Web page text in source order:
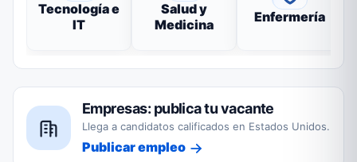
Tecnología e
IT
Salud y
Medicina
Enfermería
Empresas: publica tu vacante
Llega a candidatos calificados en Estados Unidos.
Publicar empleo